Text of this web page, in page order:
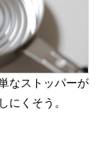
なストッパーが
にくそう。